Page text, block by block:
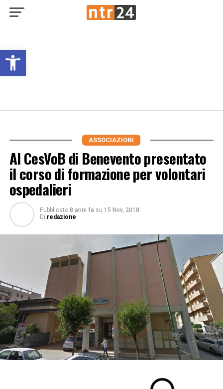
Open toolbar
ASSOCIAZIONI
Al CesVoB di Benevento presentato
il corso di formazione per volontari
ospedalieri
Pubblicato 8 anni fa su 15 Nov, 2018
Di redazione